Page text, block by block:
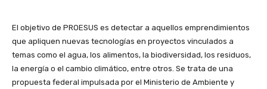
El objetivo de PROESUS es detectar a aquellos emprendimientos
que apliquen nuevas tecnologías en proyectos vinculados a
temas como el agua, los alimentos, la biodiversidad, los residuos,
la energía o el cambio climático, entre otros. Se trata de una
propuesta federal impulsada por el Ministerio de Ambiente y